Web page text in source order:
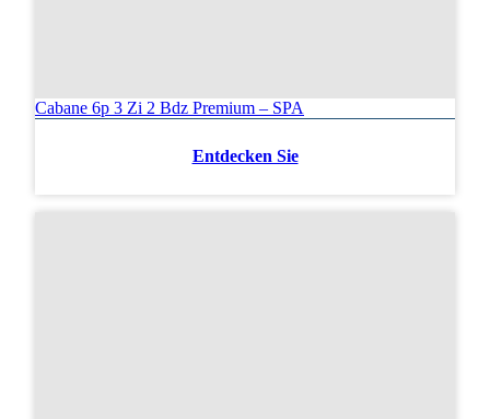
Cabane 6p 3 Zi 2 Bdz Premium – SPA
Entdecken Sie